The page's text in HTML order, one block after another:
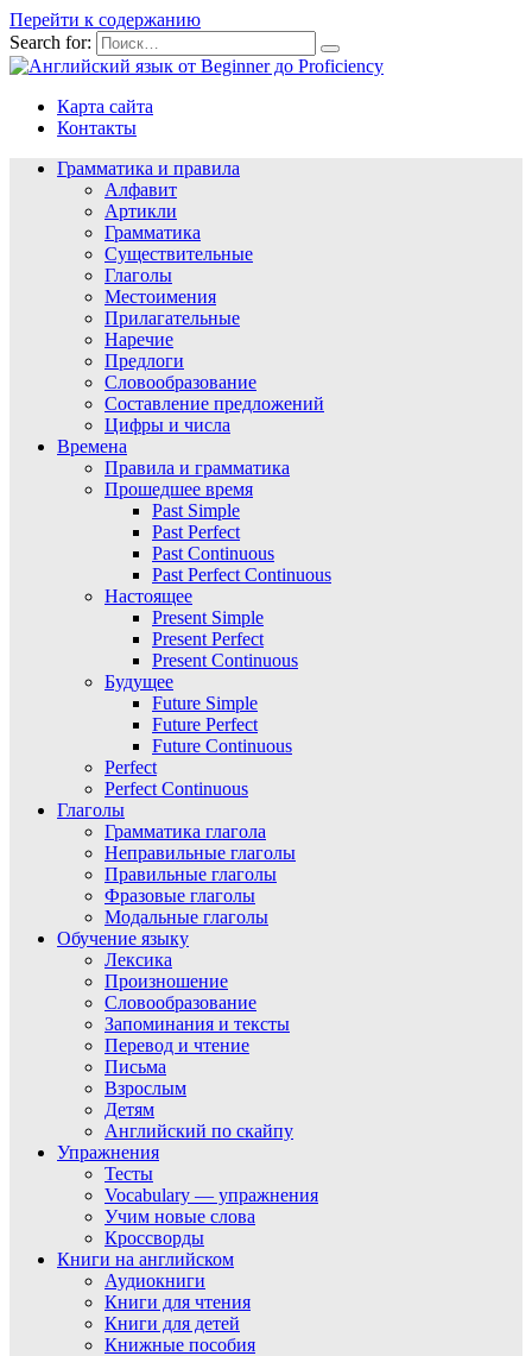
Перейти к содержанию
Search for:
Карта сайта
Контакты
Грамматика и правила
Алфавит
Артикли
Грамматика
Существительные
Глаголы
Местоимения
Прилагательные
Наречие
Предлоги
Словообразование
Составление предложений
Цифры и числа
Времена
Правила и грамматика
Прошедшее время
Past Simple
Past Perfect
Past Continuous
Past Perfect Continuous
Настоящее
Present Simple
Present Perfect
Present Continuous
Будущее
Future Simple
Future Perfect
Future Continuous
Perfect
Perfect Continuous
Глаголы
Грамматика глагола
Неправильные глаголы
Правильные глаголы
Фразовые глаголы
Модальные глаголы
Обучение языку
Лексика
Произношение
Словообразование
Запоминания и тексты
Перевод и чтение
Письма
Взрослым
Детям
Английский по скайпу
Упражнения
Тесты
Vocabulary — упражнения
Учим новые слова
Кроссворды
Книги на английском
Аудиокниги
Книги для чтения
Книги для детей
Книжные пособия